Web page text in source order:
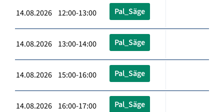
14.08.2026 12:00-13:00 Pal_Säge
14.08.2026 13:00-14:00 Pal_Säge
14.08.2026 15:00-16:00 Pal_Säge
14.08.2026 16:00-17:00 Pal_Säge